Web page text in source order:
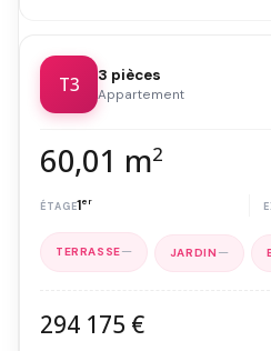
T3 3 pièces
Appartement
60,01 m2
1er
— —
294 175 €